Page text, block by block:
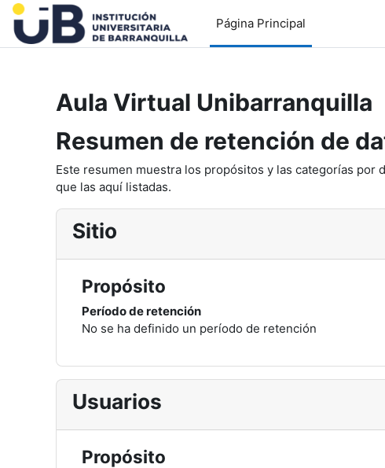
Saltar al contenido principal
Página Principal
Aula Virtual Unibarranquilla
Resumen de retención de
Este resumen muestra los propósitos y las categorías
que las aquí listadas.
Sitio
Propósito
Período de retención
No se ha definido un período de retención
Usuarios
Propósito